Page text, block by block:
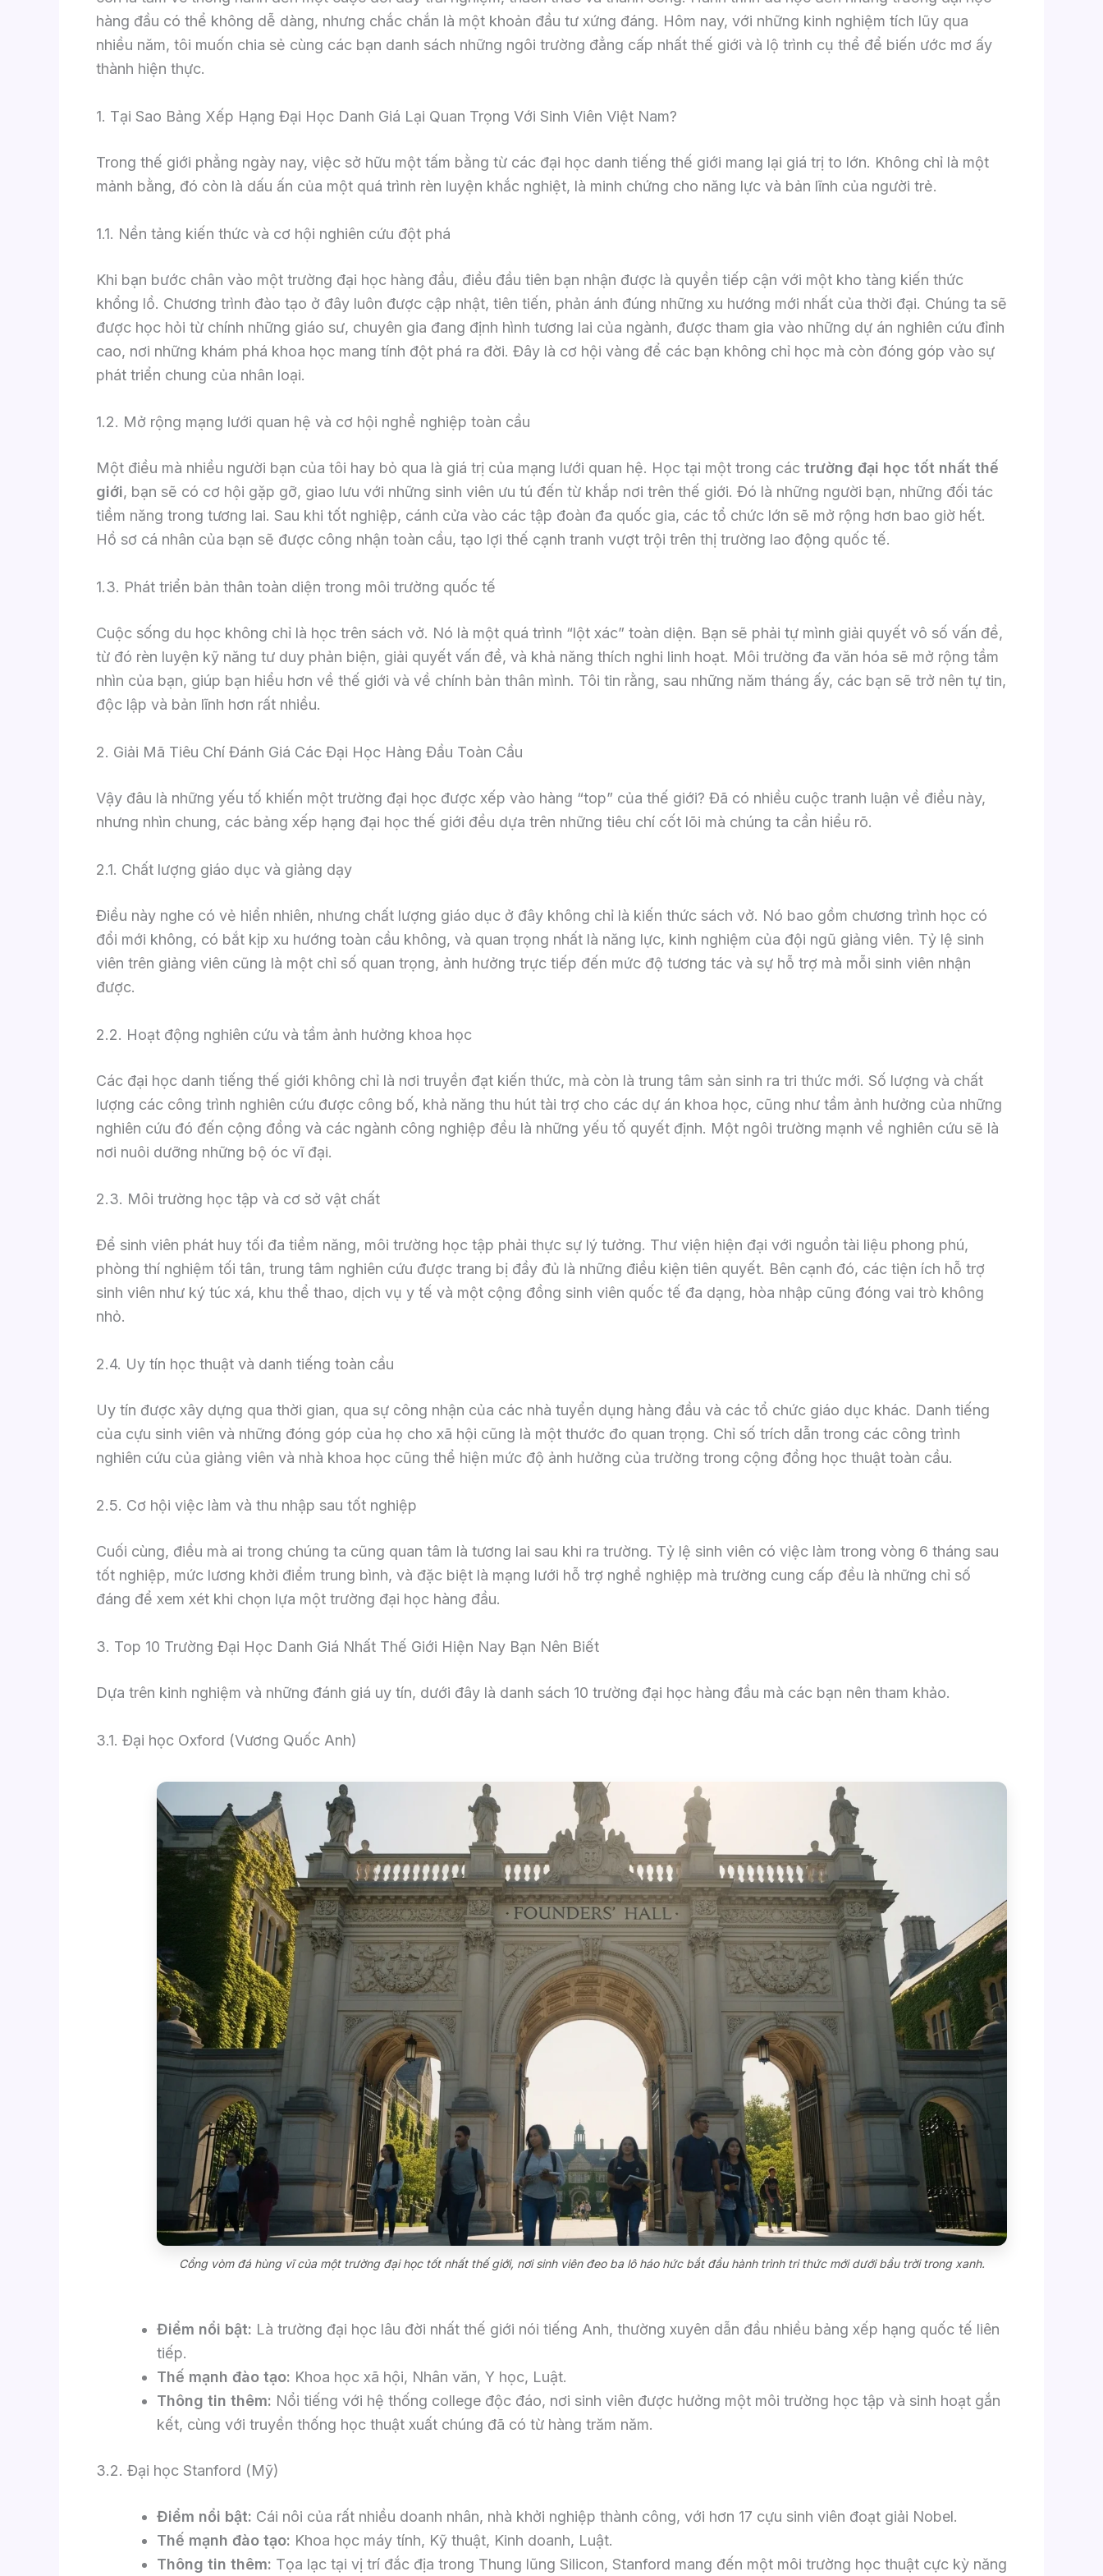
hàng đầu có thể không dễ dàng, nhưng chắc chắn là một khoản đầu tư xứng đáng. Hôm nay, với những kinh nghiệm tích lũy qua
nhiều năm, tôi muốn chia sẻ cùng các bạn danh sách những ngôi trường đẳng cấp nhất thế giới và lộ trình cụ thể để biến ước mơ ấy
thành hiện thực.
1. Tại Sao Bảng Xếp Hạng Đại Học Danh Giá Lại Quan Trọng Với Sinh Viên Việt Nam?
Trong thế giới phẳng ngày nay, việc sở hữu một tấm bằng từ các đại học danh tiếng thế giới mang lại giá trị to lớn. Không chỉ là một
mảnh bằng, đó còn là dấu ấn của một quá trình rèn luyện khắc nghiệt, là minh chứng cho năng lực và bản lĩnh của người trẻ.
1.1. Nền tảng kiến thức và cơ hội nghiên cứu đột phá
Khi bạn bước chân vào một trường đại học hàng đầu, điều đầu tiên bạn nhận được là quyền tiếp cận với một kho tàng kiến thức
khổng lồ. Chương trình đào tạo ở đây luôn được cập nhật, tiên tiến, phản ánh đúng những xu hướng mới nhất của thời đại. Chúng ta sẽ
được học hỏi từ chính những giáo sư, chuyên gia đang định hình tương lai của ngành, được tham gia vào những dự án nghiên cứu đỉnh
cao, nơi những khám phá khoa học mang tính đột phá ra đời. Đây là cơ hội vàng để các bạn không chỉ học mà còn đóng góp vào sự
phát triển chung của nhân loại.
1.2. Mở rộng mạng lưới quan hệ và cơ hội nghề nghiệp toàn cầu
Một điều mà nhiều người bạn của tôi hay bỏ qua là giá trị của mạng lưới quan hệ. Học tại một trong các trường đại học tốt nhất thế
giới, bạn sẽ có cơ hội gặp gỡ, giao lưu với những sinh viên ưu tú đến từ khắp nơi trên thế giới. Đó là những người bạn, những đối tác
tiềm năng trong tương lai. Sau khi tốt nghiệp, cánh cửa vào các tập đoàn đa quốc gia, các tổ chức lớn sẽ mở rộng hơn bao giờ hết.
Hồ sơ cá nhân của bạn sẽ được công nhận toàn cầu, tạo lợi thế cạnh tranh vượt trội trên thị trường lao động quốc tế.
1.3. Phát triển bản thân toàn diện trong môi trường quốc tế
Cuộc sống du học không chỉ là học trên sách vở. Nó là một quá trình “lột xác” toàn diện. Bạn sẽ phải tự mình giải quyết vô số vấn đề,
từ đó rèn luyện kỹ năng tư duy phản biện, giải quyết vấn đề, và khả năng thích nghi linh hoạt. Môi trường đa văn hóa sẽ mở rộng tầm
nhìn của bạn, giúp bạn hiểu hơn về thế giới và về chính bản thân mình. Tôi tin rằng, sau những năm tháng ấy, các bạn sẽ trở nên tự tin,
độc lập và bản lĩnh hơn rất nhiều.
2. Giải Mã Tiêu Chí Đánh Giá Các Đại Học Hàng Đầu Toàn Cầu
Vậy đâu là những yếu tố khiến một trường đại học được xếp vào hàng “top” của thế giới? Đã có nhiều cuộc tranh luận về điều này,
nhưng nhìn chung, các bảng xếp hạng đại học thế giới đều dựa trên những tiêu chí cốt lõi mà chúng ta cần hiểu rõ.
2.1. Chất lượng giáo dục và giảng dạy
Điều này nghe có vẻ hiển nhiên, nhưng chất lượng giáo dục ở đây không chỉ là kiến thức sách vở. Nó bao gồm chương trình học có
đổi mới không, có bắt kịp xu hướng toàn cầu không, và quan trọng nhất là năng lực, kinh nghiệm của đội ngũ giảng viên. Tỷ lệ sinh
viên trên giảng viên cũng là một chỉ số quan trọng, ảnh hưởng trực tiếp đến mức độ tương tác và sự hỗ trợ mà mỗi sinh viên nhận
được.
2.2. Hoạt động nghiên cứu và tầm ảnh hưởng khoa học
Các đại học danh tiếng thế giới không chỉ là nơi truyền đạt kiến thức, mà còn là trung tâm sản sinh ra tri thức mới. Số lượng và chất
lượng các công trình nghiên cứu được công bố, khả năng thu hút tài trợ cho các dự án khoa học, cũng như tầm ảnh hưởng của những
nghiên cứu đó đến cộng đồng và các ngành công nghiệp đều là những yếu tố quyết định. Một ngôi trường mạnh về nghiên cứu sẽ là
nơi nuôi dưỡng những bộ óc vĩ đại.
2.3. Môi trường học tập và cơ sở vật chất
Để sinh viên phát huy tối đa tiềm năng, môi trường học tập phải thực sự lý tưởng. Thư viện hiện đại với nguồn tài liệu phong phú,
phòng thí nghiệm tối tân, trung tâm nghiên cứu được trang bị đầy đủ là những điều kiện tiên quyết. Bên cạnh đó, các tiện ích hỗ trợ
sinh viên như ký túc xá, khu thể thao, dịch vụ y tế và một cộng đồng sinh viên quốc tế đa dạng, hòa nhập cũng đóng vai trò không
nhỏ.
2.4. Uy tín học thuật và danh tiếng toàn cầu
Uy tín được xây dựng qua thời gian, qua sự công nhận của các nhà tuyển dụng hàng đầu và các tổ chức giáo dục khác. Danh tiếng
của cựu sinh viên và những đóng góp của họ cho xã hội cũng là một thước đo quan trọng. Chỉ số trích dẫn trong các công trình
nghiên cứu của giảng viên và nhà khoa học cũng thể hiện mức độ ảnh hưởng của trường trong cộng đồng học thuật toàn cầu.
2.5. Cơ hội việc làm và thu nhập sau tốt nghiệp
Cuối cùng, điều mà ai trong chúng ta cũng quan tâm là tương lai sau khi ra trường. Tỷ lệ sinh viên có việc làm trong vòng 6 tháng sau
tốt nghiệp, mức lương khởi điểm trung bình, và đặc biệt là mạng lưới hỗ trợ nghề nghiệp mà trường cung cấp đều là những chỉ số
đáng để xem xét khi chọn lựa một trường đại học hàng đầu.
3. Top 10 Trường Đại Học Danh Giá Nhất Thế Giới Hiện Nay Bạn Nên Biết
Dựa trên kinh nghiệm và những đánh giá uy tín, dưới đây là danh sách 10 trường đại học hàng đầu mà các bạn nên tham khảo.
3.1. Đại học Oxford (Vương Quốc Anh)
Cổng vòm đá hùng vĩ của một trường đại học tốt nhất thế giới, nơi sinh viên đeo ba lô háo hức bắt đầu hành trình tri thức mới dưới bầu trời trong xanh.
Điểm nổi bật: Là trường đại học lâu đời nhất thế giới nói tiếng Anh, thường xuyên dẫn đầu nhiều bảng xếp hạng quốc tế liên
tiếp.
Thế mạnh đào tạo: Khoa học xã hội, Nhân văn, Y học, Luật.
Thông tin thêm: Nổi tiếng với hệ thống college độc đáo, nơi sinh viên được hưởng một môi trường học tập và sinh hoạt gắn
kết, cùng với truyền thống học thuật xuất chúng đã có từ hàng trăm năm.
3.2. Đại học Stanford (Mỹ)
Điểm nổi bật: Cái nôi của rất nhiều doanh nhân, nhà khởi nghiệp thành công, với hơn 17 cựu sinh viên đoạt giải Nobel.
Thế mạnh đào tạo: Khoa học máy tính, Kỹ thuật, Kinh doanh, Luật.
Thông tin thêm: Tọa lạc tại vị trí đắc địa trong Thung lũng Silicon, Stanford mang đến một môi trường học thuật cực kỳ năng